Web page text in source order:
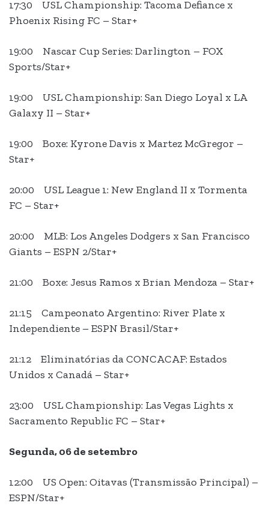
17:30 USL Championship: Tacoma Defiance x
Phoenix Rising FC – Star+
19:00 Nascar Cup Series: Darlington – FOX
Sports/Star+
19:00 USL Championship: San Diego Loyal x LA
Galaxy II – Star+
19:00 Boxe: Kyrone Davis x Martez McGregor –
Star+
20:00 USL League 1: New England II x Tormenta
FC – Star+
20:00 MLB: Los Angeles Dodgers x San Francisco
Giants – ESPN 2/Star+
21:00 Boxe: Jesus Ramos x Brian Mendoza – Star+
21:15 Campeonato Argentino: River Plate x
Independiente – ESPN Brasil/Star+
21:12 Eliminatórias da CONCACAF: Estados
Unidos x Canadá – Star+
23:00 USL Championship: Las Vegas Lights x
Sacramento Republic FC – Star+
Segunda, 06 de setembro
12:00 US Open: Oitavas (Transmissão Principal) –
ESPN/Star+